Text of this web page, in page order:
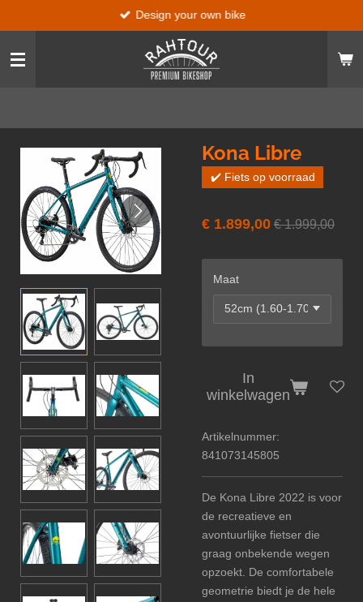
direct
naar
hoofdinhoud
Design your own bike
Kona Libre
✔️ Fiets op voorraad
€ 1.899,00 € 1.999,00
Maat
In
winkelwagen
Artikelnummer:
841073145805
De Kona Libre 2022 is voor
de recreatieve en
avontuurlijke fietser die
graag onbekende wegen
opzoekt. De comfortabele
geometrie biedt je de hele